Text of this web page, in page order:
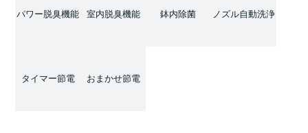
パワー脱臭機能 室内脱臭機能 鉢内除菌 ノズル自動洗浄
タイマー節電 おまかせ節電